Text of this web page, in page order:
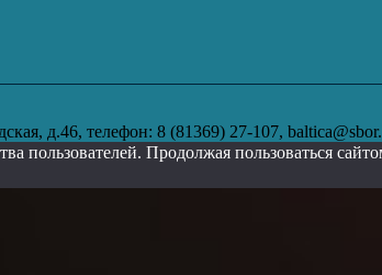
д.46, телефон: 8 (81369) 27-107,
пользователей. Продолжая пользоваться